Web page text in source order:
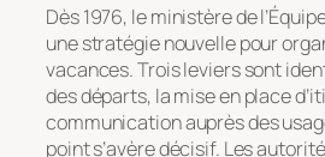
Dès 1976, le ministère de
une stratégie nouvelle pour
vacances. Trois leviers sont
des départs, la mise en place
communication auprès des
point s’avère décisif. Les